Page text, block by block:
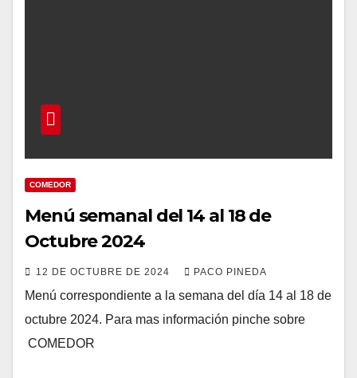
COMEDOR
Menú semanal del 14 al 18 de
Octubre 2024
12 DE OCTUBRE DE 2024 PACO PINEDA
Menú correspondiente a la semana del día 14 al 18 de
octubre 2024. Para mas información pinche sobre
COMEDOR